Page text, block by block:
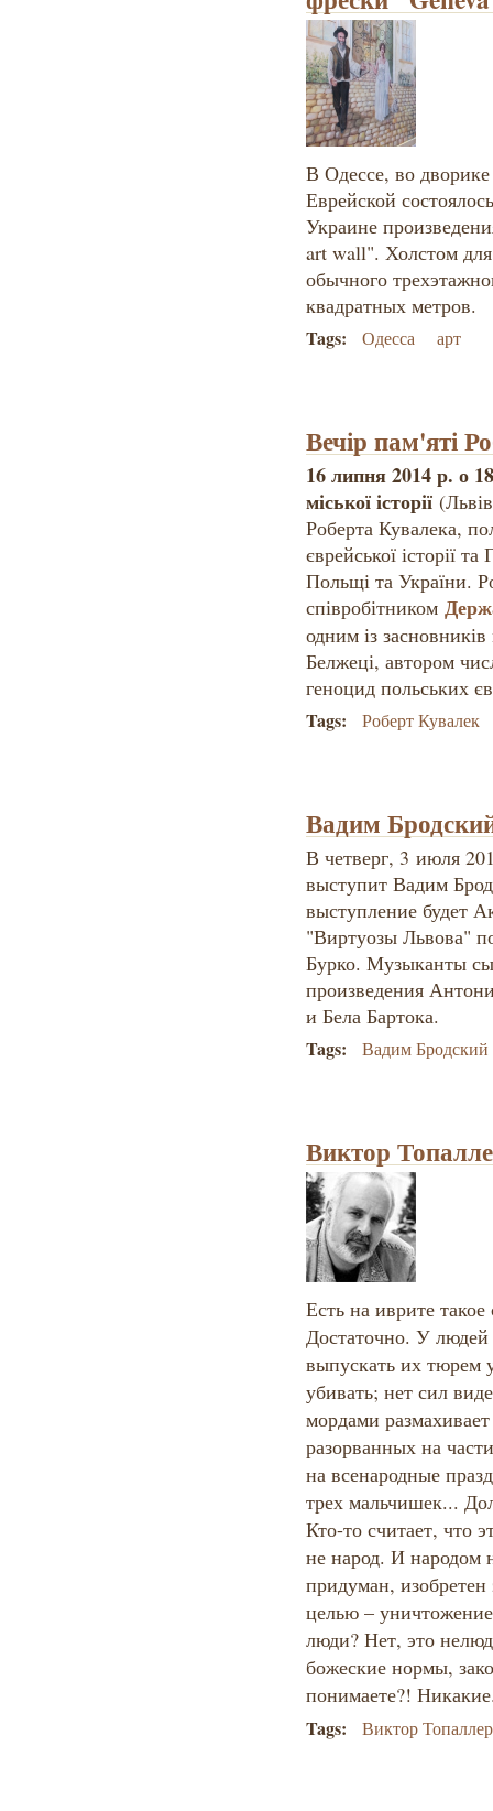
В Одессе, во
Еврейской
Украине
art wall". Холстом
обычного
квадратных метров.
Tags: Одесса арт
Вечір пам'яті
16 липня 2014 р. о
міської історії
Роберта Кувалека,
єврейської історії
Польщі та України.
співробітником
одним із
Белжеці, автором
геноцид польських
Tags: Роберт Кувалек
Вадим
В четверг, 3 июля
выступит Вадим
выступление будет
"Виртуозы Львова"
Бурко. Музыканты
произведения
и Бела Бартока.
Tags: Вадим Бродский
Виктор
Есть на иврите
Достаточно. У
выпускать их тюрем
убивать; нет сил
мордами
разорванных на
на всенародные
трех мальчишек...
Кто-то считает, что
не народ. И народом
придуман,
целью –
люди? Нет, это
божеские нормы,
понимаете?!
Tags: Виктор Топаллер